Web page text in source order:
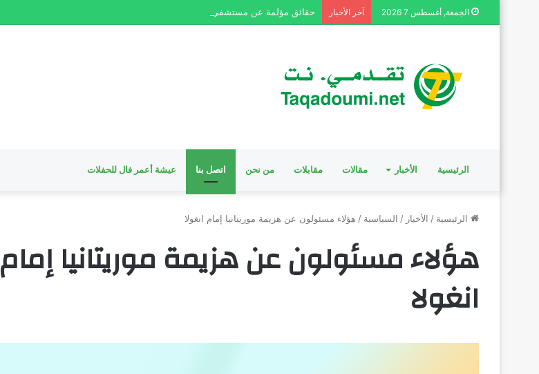
الجمعة, أغسطس 7 2026 آخر الأخبار حقائق مؤلمة عن مستشفي الكسور في نواكشوط
الرئيسية الأخبار مقالات مقابلات من نحن اتصل بنا عيشة أعمر فال للحفلات
الرئيسية / الأخبار / السياسية / هؤلاء مسئولون عن هزيمة موريتانيا إمام انغولا
هؤلاء مسئولون عن هزيمة موريتانيا إمام
انغولا